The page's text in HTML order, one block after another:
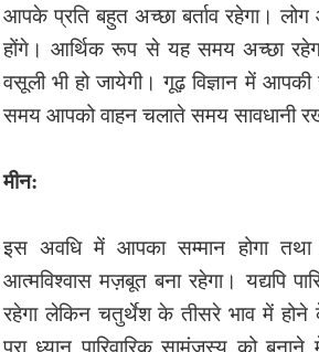
आपके प्रति बहुत अच्छा बर्ताव रहेगा। लोग
होंगे। आर्थिक रूप से यह समय अच्छा
वसूली भी हो जायेगी। गूढ़ विज्ञान में
समय आपको वाहन चलाते समय सावधानी
मीन:
इस अवधि में आपका सम्मान होगा तथा
आत्मविश्वास मज़बूत बना रहेगा। यद्यपि
रहेगा लेकिन चतुर्थेश के तीसरे भाव में
पूरा ध्यान पारिवारिक सामंजस्य को